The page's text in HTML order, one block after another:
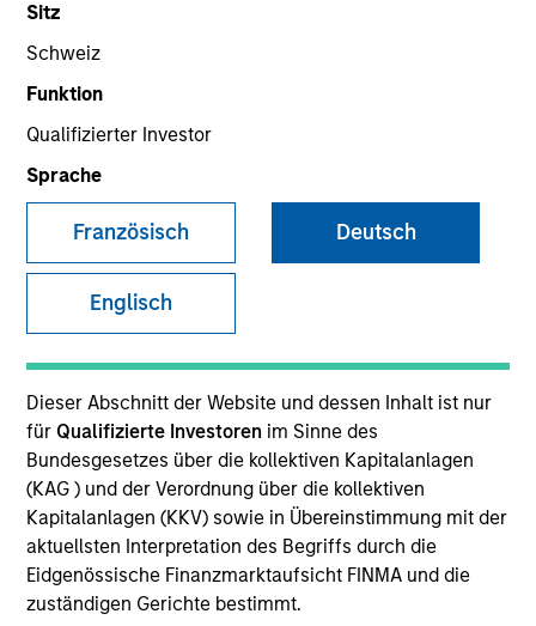
Sitz
Schweiz
Funktion
Qualifizierter Investor
Sprache
Französisch Deutsch
Englisch
Dieser Abschnitt der Website und dessen Inhalt ist nur
für Qualifizierte Investoren im Sinne des
Bundesgesetzes über die kollektiven Kapitalanlagen
(KAG ) und der Verordnung über die kollektiven
Kapitalanlagen (KKV) sowie in Übereinstimmung mit der
aktuellsten Interpretation des Begriffs durch die
Eidgenössische Finanzmarktaufsicht FINMA und die
zuständigen Gerichte bestimmt.
SECTOR
United States